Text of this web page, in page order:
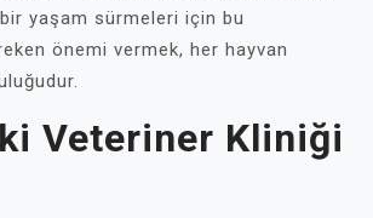
bir yaşam sürmeleri için bu
önemi vermek, her hayvan
Veteriner Kliniği